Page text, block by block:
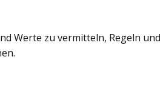
Werte zu vermitteln, Regeln